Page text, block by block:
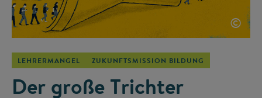
©
LEHRERMANGEL ZUKUNFTSMISSION BILDUNG
Der große Trichter